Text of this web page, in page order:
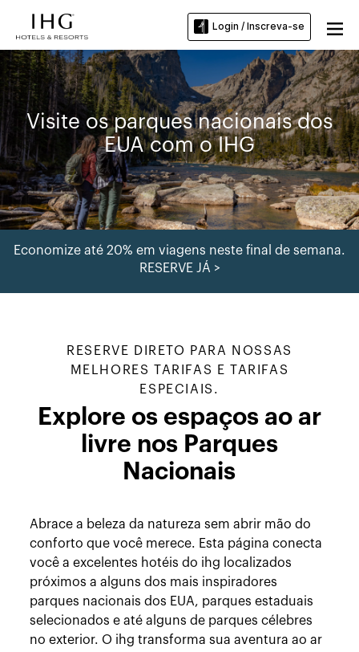
Login / Inscreva-se
Visite os parques nacionais dos
EUA com o IHG
Economize até 20% em viagens neste final de semana.
RESERVE JÁ >
RESERVE DIRETO PARA NOSSAS
MELHORES TARIFAS E TARIFAS
ESPECIAIS.
Explore os espaços ao ar
livre nos Parques
Nacionais
Abrace a beleza da natureza sem abrir mão do
conforto que você merece. Esta página conecta
você a excelentes hotéis do ihg localizados
próximos a alguns dos mais inspiradores
parques nacionais dos EUA, parques estaduais
selecionados e até alguns de parques célebres
no exterior. O ihg transforma sua aventura ao ar